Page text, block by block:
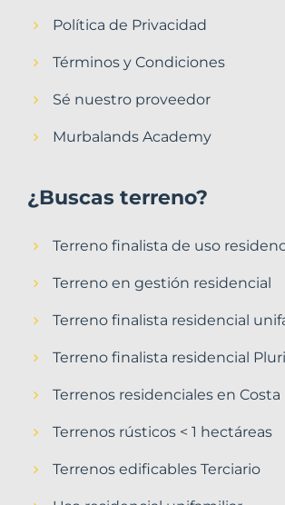
Política de Privacidad
Términos y Condiciones
Sé nuestro proveedor
Murbalands Academy
¿Buscas terreno?
Terreno finalista de uso
Terreno en gestión residencial
Terreno finalista residencial
Terreno finalista residencial
Terrenos residenciales en Costa
Terrenos rústicos < 1 hectáreas
Terrenos edificables Terciario